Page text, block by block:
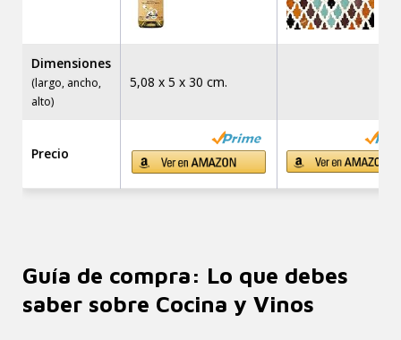
Dimensiones
(largo, ancho,
alto)
5,08 x 5 x 30 cm.
Precio
Guía de compra: Lo que debes
saber sobre Cocina y Vinos